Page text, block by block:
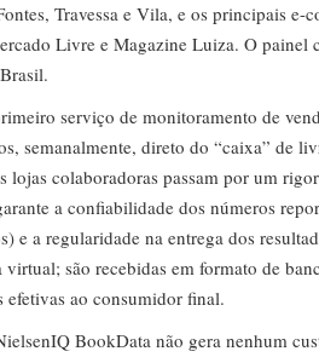
Travessa e Vila, e os principais e-
Livre e Magazine Luiza. O painel
serviço de monitoramento de
semanalmente, direto do “caixa” de
lojas colaboradoras passam por um
a confiabilidade dos números
e a regularidade na entrega dos
virtual; são recebidas em formato de
efetivas ao consumidor final.
BookData não gera nenhum